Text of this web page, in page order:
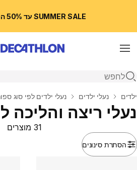
SUMMER SALE עד 50% הנחה 🛍️
Menu
פתיחת חיפוש
בית
ילדים נעלי ילדים נעלי ילדים לפי סוג
נעלי ריצה והליכה
הסתרת סינונים
31 מוצרים